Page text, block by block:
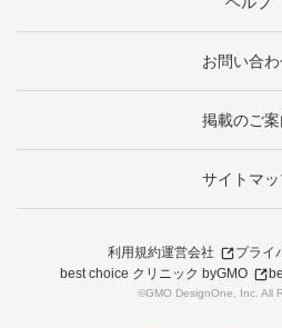
お問い合
掲載のご案
サイトマ
利用規約運営会社
プライ
best choice クリニック byGMO
©GMO DesignOne, Inc. All